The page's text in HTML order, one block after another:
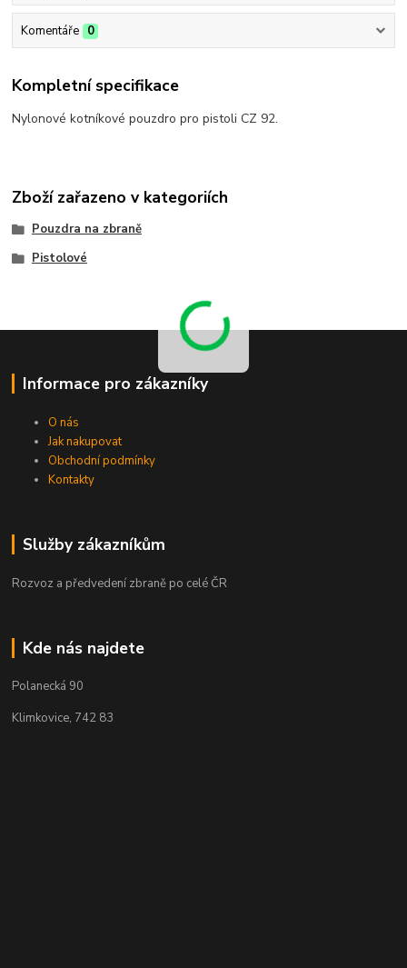
Komentáře 0
Kompletní specifikace
Nylonové kotníkové pouzdro pro pistoli CZ 92.
Zboží zařazeno v kategoriích
Pouzdra na zbraně
Pistolové
Informace pro zákazníky
O nás
Jak nakupovat
Obchodní podmínky
Kontakty
Služby zákazníkům
Rozvoz a předvedení zbraně po celé ČR
Kde nás najdete
Polanecká 90
Klimkovice, 742 83